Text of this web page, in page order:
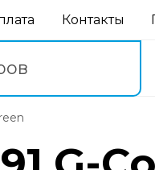
Контакты